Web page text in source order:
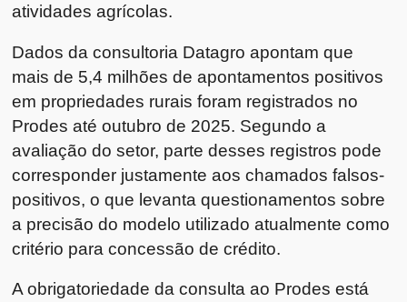
atividades agrícolas.
Dados da consultoria Datagro apontam que
mais de 5,4 milhões de apontamentos positivos
em propriedades rurais foram registrados no
Prodes até outubro de 2025. Segundo a
avaliação do setor, parte desses registros pode
corresponder justamente aos chamados falsos-
positivos, o que levanta questionamentos sobre
a precisão do modelo utilizado atualmente como
critério para concessão de crédito.
A obrigatoriedade da consulta ao Prodes está